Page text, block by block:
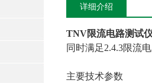
详细介绍
TNV限流电路测试
同时满足2.4.3限流
主要技术参数